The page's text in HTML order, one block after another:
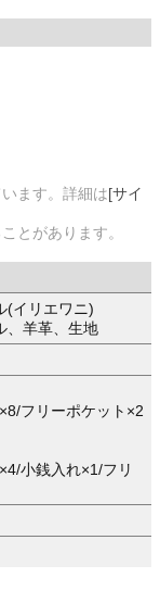
ます。詳細は[サイ
とがあります。
(イリエワニ)
、羊革、生地
フリーポケット×2
小銭入れ×1/フリ